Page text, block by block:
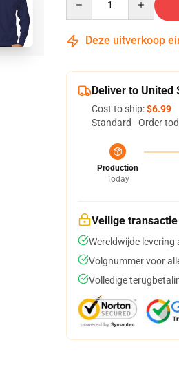
Deze uitverkoop
Deliver to United
Cost to ship:$6.99
Standard - Order
Production
Today
Veilige transactie
Wereldwijde levering
Volgnummer voor
Volledige